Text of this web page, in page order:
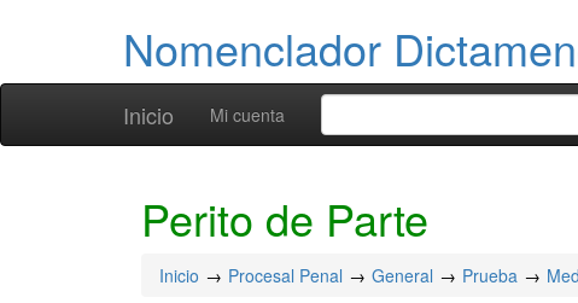
Nomenclador
Inicio Mi cuenta
Perito de Parte
Inicio Procesal Penal General Prueba